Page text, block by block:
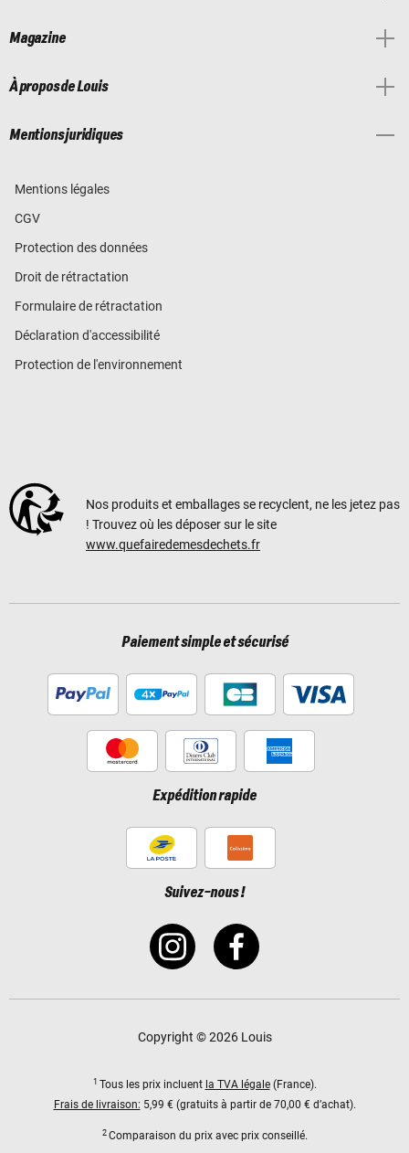
Magazine
À propos de Louis
Mentions juridiques
Mentions légales
CGV
Protection des données
Droit de rétractation
Formulaire de rétractation
Déclaration d'accessibilité
Protection de l'environnement
Nos produits et emballages se recyclent, ne les jetez pas
! Trouvez où les déposer sur le site
www.quefairedemesdechets.fr
Paiement simple et sécurisé
Expédition rapide
Suivez-nous !
Copyright © 2026 Louis
1 Tous les prix incluent la TVA légale(France).
Frais de livraison: 5,99 € (gratuits à partir de 70,00 € d’achat).
2 Comparaison du prix avec prix conseillé.